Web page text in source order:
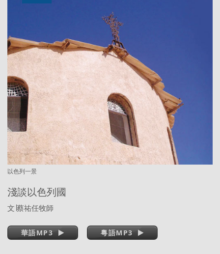
以色列一景
淺談以色列國
文 ∣蔡祐任牧師
華語MP3 粵語MP3